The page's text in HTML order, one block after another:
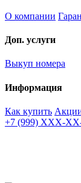
О компании
Доп. услуги
Выкуп номера
Информация
Как купить
+7 (999) XXX-